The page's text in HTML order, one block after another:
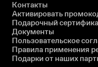
Контакты
Активировать
Подарочный
Документы
Пользовательское
Правила применения
Подарки от наших